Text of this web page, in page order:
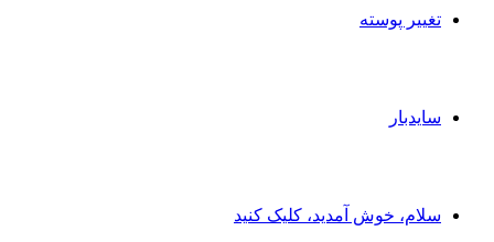
تغییر پوسته
سایدبار
سلام، خوش آمدید، کلیک کنید